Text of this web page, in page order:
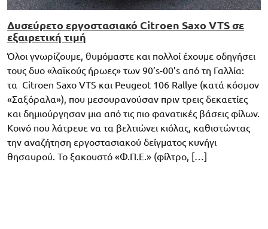
Δυσεύρετο εργοστασιακό Citroen Saxo VTS σε
εξαιρετική τιμή
Όλοι γνωρίζουμε, θυμόμαστε και πολλοί έχουμε οδηγήσει
τους δυο «λαϊκούς ήρωες» των 90’s-00’s από τη Γαλλία:
τα Citroen Saxo VTS και Peugeot 106 Rallye (κατά κόσμον
«Σαξόραλα»), που μεσουρανούσαν πριν τρεις δεκαετίες
και δημιούργησαν μια από τις πιο φανατικές βάσεις φίλων.
Κοινό που λάτρευε να τα βελτιώνει κιόλας, καθιστώντας
την αναζήτηση εργοστασιακού δείγματος κυνήγι
θησαυρού. To ξακουστό «Φ.Π.Ε.» (φίλτρο, […]